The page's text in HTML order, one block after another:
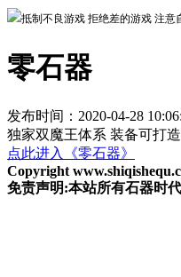
抵制不良游戏 拒绝差的游戏 注意
零石器
发布时间：2020-04-28
独家双魔王体系 装备可打
点此进入《零石器》
Copyright
免责声明:本站所有石器时